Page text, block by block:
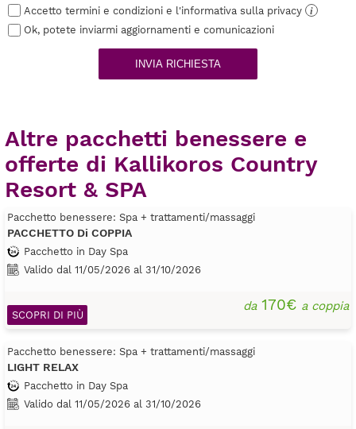
Accetto termini e condizioni e l'informativa sulla privacy
i
Ok, potete inviarmi aggiornamenti e comunicazioni
INVIA RICHIESTA
Altre pacchetti benessere e
offerte di Kallikoros Country
Resort & SPA
Pacchetto benessere: Spa + trattamenti/massaggi
PACCHETTO Di COPPIA
Pacchetto in Day Spa
Valido dal 11/05/2026 al 31/10/2026
da170€ a coppia
SCOPRI DI PIÙ
Pacchetto benessere: Spa + trattamenti/massaggi
LIGHT RELAX
Pacchetto in Day Spa
Valido dal 11/05/2026 al 31/10/2026